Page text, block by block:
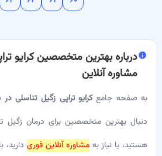
دربارهبهترین متخصصین کرایو
مشاوره آنلاین
به صفحه جامعکرایو تراپی زگیل تناسلی در
دنبال بهترین متخصصین برای درمان زگیل
هستید، یا نیاز بهمشاوره آنلاین فوریدارید،